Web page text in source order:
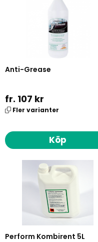
Anti-Grease
fr. 107 kr
Fler varianter
Köp
Perform Kombirent 5L